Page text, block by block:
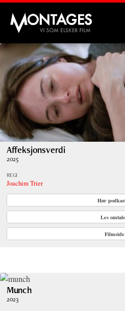
Montages
Affeksjonsverdi
2025
REGI
Joachim Trier
Hør
Les
Filmside
Munch
2023